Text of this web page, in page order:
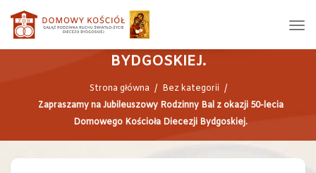
RODZINNY BAL Z OKAZJI 50-LECIA
DOMOWEGO KOŚCIOŁA DIECEZJI
BYDGOSKIEJ.
Strona główna / Bez kategorii /
Zapraszamy na Jubileuszowy Rodzinny Bal z okazji 50-lecia
Domowego Kościoła Diecezji Bydgoskiej.